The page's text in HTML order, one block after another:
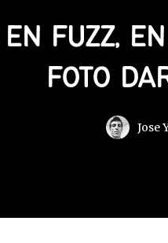
FUZZ,
FOTO
Jose